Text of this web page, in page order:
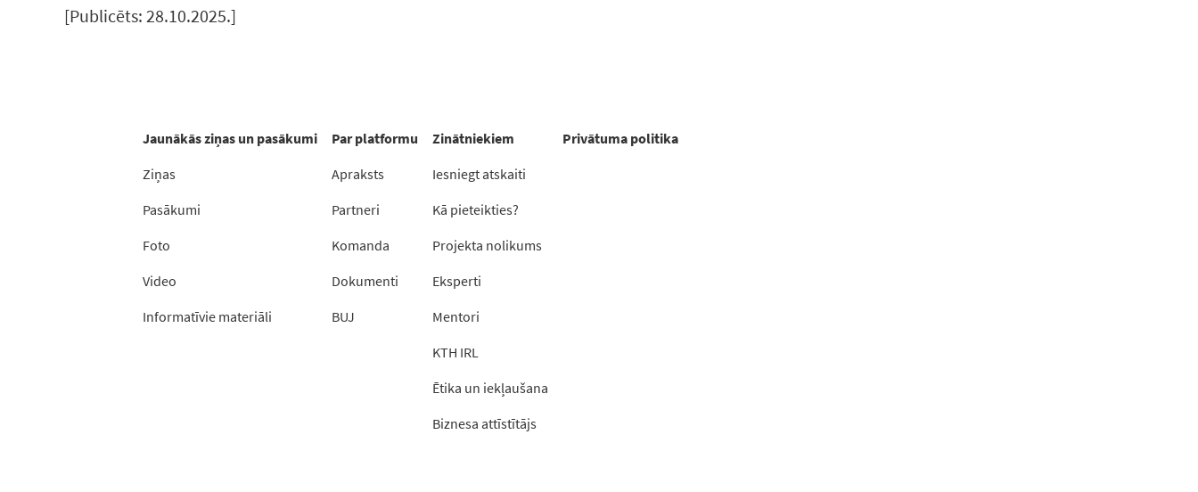
[Publicēts: 28.10.2025.]
Jaunākās ziņas un pasākumi
Ziņas
Pasākumi
Foto
Video
Informatīvie materiāli
Par platformu
Apraksts
Partneri
Komanda
Dokumenti
BUJ
Zinātniekiem
Iesniegt atskaiti
Kā pieteikties?
Projekta nolikums
Eksperti
Mentori
KTH IRL
Ētika un iekļaušana
Biznesa attīstītājs
Privātuma politika